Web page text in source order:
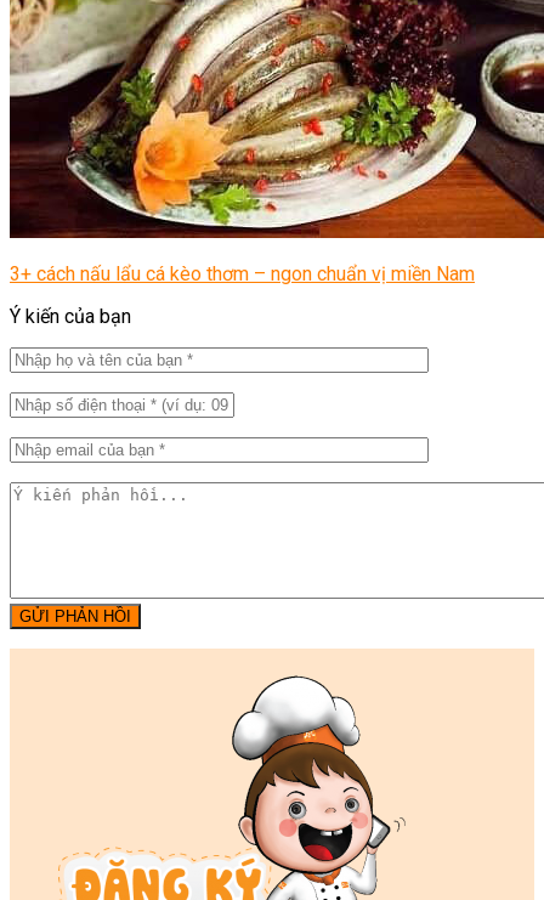
3+ cách nấu lẩu cá kèo thơm – ngon chuẩn vị miền Nam
Ý kiến của bạn
GỬI PHẢN HỒI